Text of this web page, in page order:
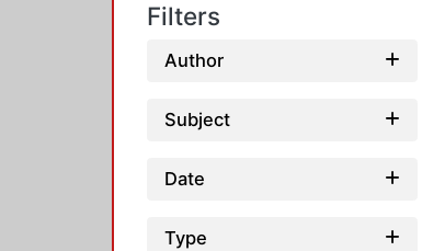
Filters
Author
Subject
Date
Type